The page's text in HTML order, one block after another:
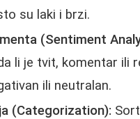
su laki i brzi.
(Sentiment
li je tvit, komentar ili
ili neutralan.
(Categorization):